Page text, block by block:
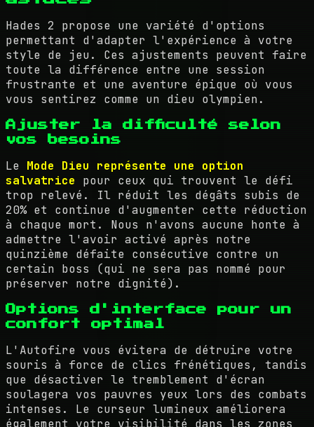
Hades 2 propose une variété d'options
permettant d'adapter l'expérience à votre
style de jeu. Ces ajustements peuvent faire
toute la différence entre une session
frustrante et une aventure épique où vous
vous sentirez comme un dieu olympien.
Ajuster la difficulté selon
vos besoins
Le Mode Dieu représente une option
salvatrice pour ceux qui trouvent le défi
trop relevé. Il réduit les dégâts subis de
20% et continue d'augmenter cette réduction
à chaque mort. Nous n'avons aucune honte à
admettre l'avoir activé après notre
quinzième défaite consécutive contre un
certain boss (qui ne sera pas nommé pour
préserver notre dignité).
Options d'interface pour un
confort optimal
L'Autofire vous évitera de détruire votre
souris à force de clics frénétiques, tandis
que désactiver le tremblement d'écran
soulagera vos pauvres yeux lors des combats
intenses. Le curseur lumineux améliorera
également votre visibilité dans les zones